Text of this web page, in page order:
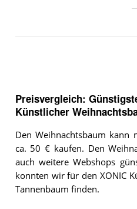
Preisvergleich:
Künstlicher
Den Weihnachtsbaum kann
ca. 50 € kaufen. Den
auch weitere Webshops
konnten wir für den XONIC
Tannenbaum finden.